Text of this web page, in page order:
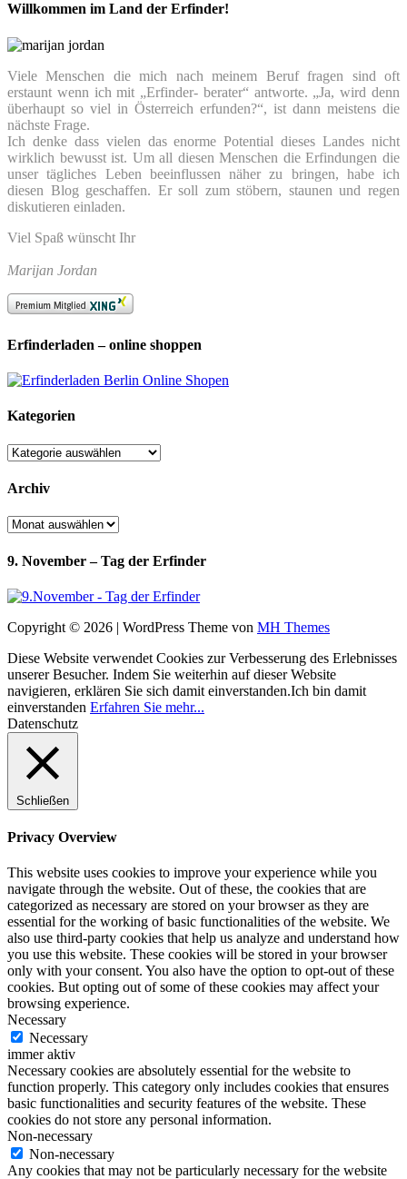
Willkommen im Land der Erfinder!
Viele Menschen die mich nach meinem Beruf fragen sind oft
erstaunt wenn ich mit „Erfinder- berater“ antworte. „Ja, wird denn
überhaupt so viel in Österreich erfunden?“, ist dann meistens die
nächste Frage.
Ich denke dass vielen das enorme Potential dieses Landes nicht
wirklich bewusst ist. Um all diesen Menschen die Erfindungen die
unser tägliches Leben beeinflussen näher zu bringen, habe ich
diesen Blog geschaffen. Er soll zum stöbern, staunen und regen
diskutieren einladen.
Viel Spaß wünscht Ihr
Marijan Jordan
Erfinderladen – online shoppen
Kategorien
Kategorien
Archiv
Archiv
9. November – Tag der Erfinder
Copyright © 2026 | WordPress Theme von MH Themes
Diese Website verwendet Cookies zur Verbesserung des Erlebnisses
unserer Besucher. Indem Sie weiterhin auf dieser Website
navigieren, erklären Sie sich damit einverstanden.Ich bin damit
einverstanden Erfahren Sie mehr...
Datenschutz
Schließen
Privacy Overview
This website uses cookies to improve your experience while you
navigate through the website. Out of these, the cookies that are
categorized as necessary are stored on your browser as they are
essential for the working of basic functionalities of the website. We
also use third-party cookies that help us analyze and understand how
you use this website. These cookies will be stored in your browser
only with your consent. You also have the option to opt-out of these
cookies. But opting out of some of these cookies may affect your
browsing experience.
Necessary
Necessary
immer aktiv
Necessary cookies are absolutely essential for the website to
function properly. This category only includes cookies that ensures
basic functionalities and security features of the website. These
cookies do not store any personal information.
Non-necessary
Non-necessary
Any cookies that may not be particularly necessary for the website